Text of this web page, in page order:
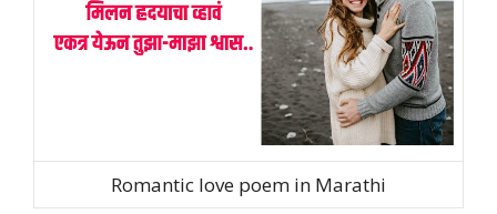
Romantic love poem in Marathi